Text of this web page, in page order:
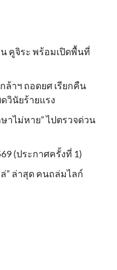
คูจิระ พร้อมเปิดพื้นที่
ล้าฯ ถอดยศ เรียกคืน
วินัยร้ายแรง
าไม่หาย” ไปตรวจด่วน
(ประกาศครั้งที่ 1)
ล่” ล่าสุด คนถล่มไลก์